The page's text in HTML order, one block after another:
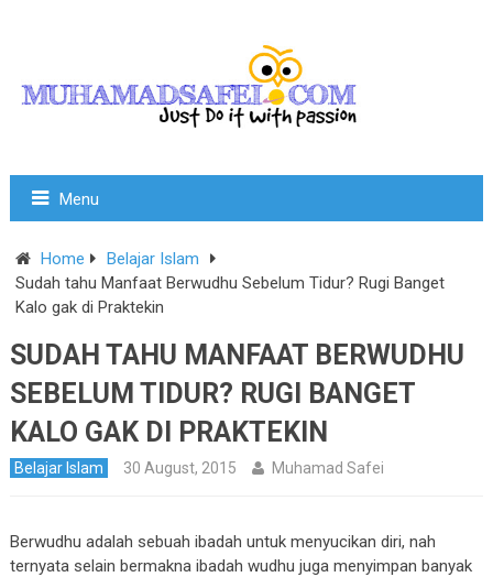
Menu
Home
Belajar Islam
Sudah tahu Manfaat Berwudhu Sebelum Tidur? Rugi Banget
Kalo gak di Praktekin
SUDAH TAHU MANFAAT BERWUDHU
SEBELUM TIDUR? RUGI BANGET
KALO GAK DI PRAKTEKIN
Belajar Islam 30 August, 2015 Muhamad Safei
Berwudhu adalah sebuah ibadah untuk menyucikan diri, nah
ternyata selain bermakna ibadah wudhu juga menyimpan banyak